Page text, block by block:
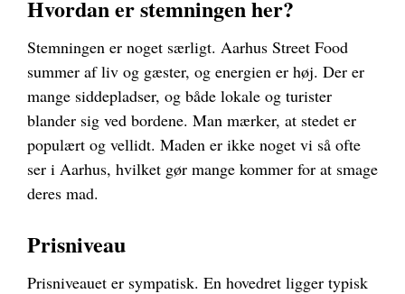
Hvordan er stemningen her?
Stemningen er noget særligt. Aarhus Street Food
summer af liv og gæster, og energien er høj. Der er
mange siddepladser, og både lokale og turister
blander sig ved bordene. Man mærker, at stedet er
populært og vellidt. Maden er ikke noget vi så ofte
ser i Aarhus, hvilket gør mange kommer for at smage
deres mad.
Prisniveau
Prisniveauet er sympatisk. En hovedret ligger typisk